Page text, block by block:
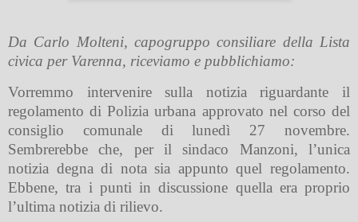
Da Carlo Molteni, capogruppo consiliare della Lista
civica per Varenna, riceviamo e pubblichiamo:
Vorremmo intervenire sulla notizia riguardante il
regolamento di Polizia urbana approvato nel corso del
consiglio comunale di lunedì 27 novembre.
Sembrerebbe che, per il sindaco Manzoni, l’unica
notizia degna di nota sia appunto quel regolamento.
Ebbene, tra i punti in discussione quella era proprio
l’ultima notizia di rilievo.